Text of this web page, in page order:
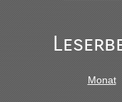
Monat